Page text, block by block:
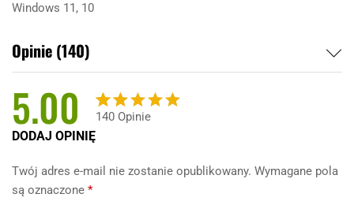
Windows 11, 10
Opinie (140)
5.00
Oceniony
na
140
140 Opinie
DODAJ OPINIĘ
Twój adres e-mail nie zostanie opublikowany. Wymagane pola
są oznaczone *